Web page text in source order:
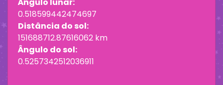
Ângulo lunar:
0.518599442474697
Distância do sol:
151688712.87616062 km
Ângulo do sol:
0.5257342512036911